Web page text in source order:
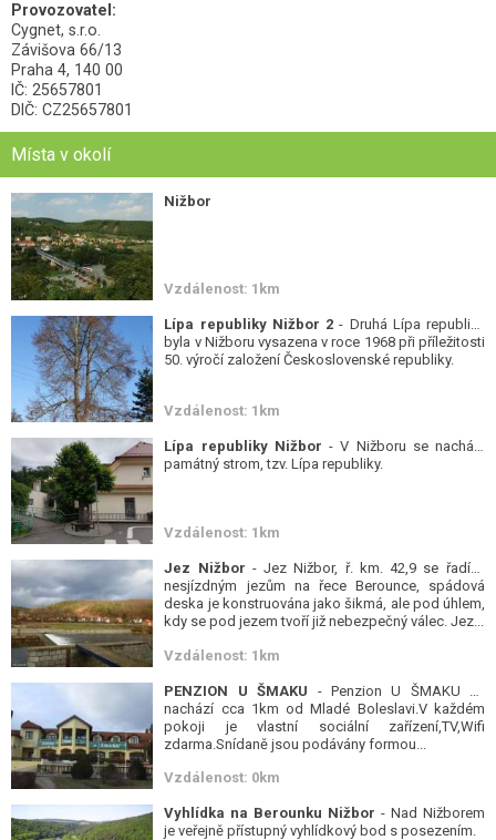
Provozovatel:
Cygnet, s.r.o.
Závišova 66/13
Praha 4, 140 00
IČ: 25657801
DIČ: CZ25657801
Místa v okolí
Nižbor
Vzdálenost: 1km
Lípa republiky Nižbor 2 - Druhá Lípa republiky
byla v Nižboru vysazena v roce 1968 při příležitosti
50. výročí založení Československé republiky.
Vzdálenost: 1km
Lípa republiky Nižbor - V Nižboru se nachází
památný strom, tzv. Lípa republiky.
Vzdálenost: 1km
Jez Nižbor - Jez Nižbor, ř. km. 42,9 se řadí k
nesjízdným jezům na řece Berounce, spádová
deska je konstruována jako šikmá, ale pod úhlem,
kdy se pod jezem tvoří již nebezpečný válec. Jez...
Vzdálenost: 1km
PENZION U ŠMAKU - Penzion U ŠMAKU se
nachází cca 1km od Mladé Boleslavi.V každém
pokoji je vlastní sociální zařízení,TV,Wifi
zdarma.Snídaně jsou podávány formou...
Vzdálenost: 0km
Vyhlídka na Berounku Nižbor - Nad Nižborem
je veřejně přístupný vyhlídkový bod s posezením.